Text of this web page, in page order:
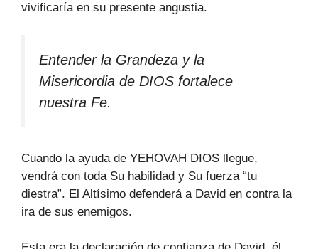
vivificaría en su presente angustia.
Entender la Grandeza y la
Misericordia de DIOS fortalece
nuestra Fe.
Cuando la ayuda de YEHOVAH DIOS llegue,
vendrá con toda Su habilidad y Su fuerza “tu
diestra”. El Altísimo defenderá a David en contra la
ira de sus enemigos.